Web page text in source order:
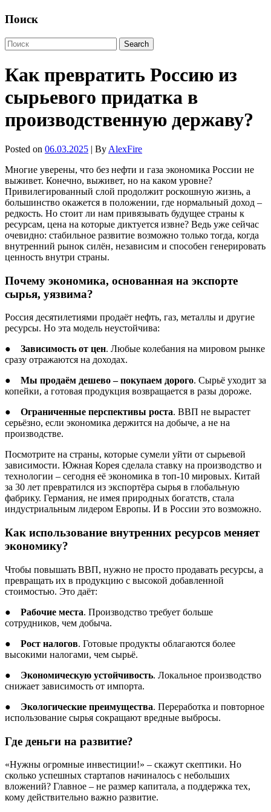
Поиск
Как превратить Россию из
сырьевого придатка в
производственную державу?
Posted on 06.03.2025 | By AlexFire
Многие уверены, что без нефти и газа экономика России не
выживет. Конечно, выживет, но на каком уровне?
Привилегированный слой продолжит роскошную жизнь, а
большинство окажется в положении, где нормальный доход –
редкость. Но стоит ли нам привязывать будущее страны к
ресурсам, цена на которые диктуется извне? Ведь уже сейчас
очевидно: стабильное развитие возможно только тогда, когда
внутренний рынок силён, независим и способен генерировать
ценность внутри страны.
Почему экономика, основанная на экспорте
сырья, уязвима?
Россия десятилетиями продаёт нефть, газ, металлы и другие
ресурсы. Но эта модель неустойчива:
● Зависимость от цен. Любые колебания на мировом рынке
сразу отражаются на доходах.
● Мы продаём дешево – покупаем дорого. Сырьё уходит за
копейки, а готовая продукция возвращается в разы дороже.
● Ограниченные перспективы роста. ВВП не вырастет
серьёзно, если экономика держится на добыче, а не на
производстве.
Посмотрите на страны, которые сумели уйти от сырьевой
зависимости. Южная Корея сделала ставку на производство и
технологии – сегодня её экономика в топ-10 мировых. Китай
за 30 лет превратился из экспортёра сырья в глобальную
фабрику. Германия, не имея природных богатств, стала
индустриальным лидером Европы. И в России это возможно.
Как использование внутренних ресурсов меняет
экономику?
Чтобы повышать ВВП, нужно не просто продавать ресурсы, а
превращать их в продукцию с высокой добавленной
стоимостью. Это даёт:
● Рабочие места. Производство требует больше
сотрудников, чем добыча.
● Рост налогов. Готовые продукты облагаются более
высокими налогами, чем сырьё.
● Экономическую устойчивость. Локальное производство
снижает зависимость от импорта.
● Экологические преимущества. Переработка и повторное
использование сырья сокращают вредные выбросы.
Где деньги на развитие?
«Нужны огромные инвестиции!» – скажут скептики. Но
сколько успешных стартапов начиналось с небольших
вложений? Главное – не размер капитала, а поддержка тех,
кому действительно важно развитие.